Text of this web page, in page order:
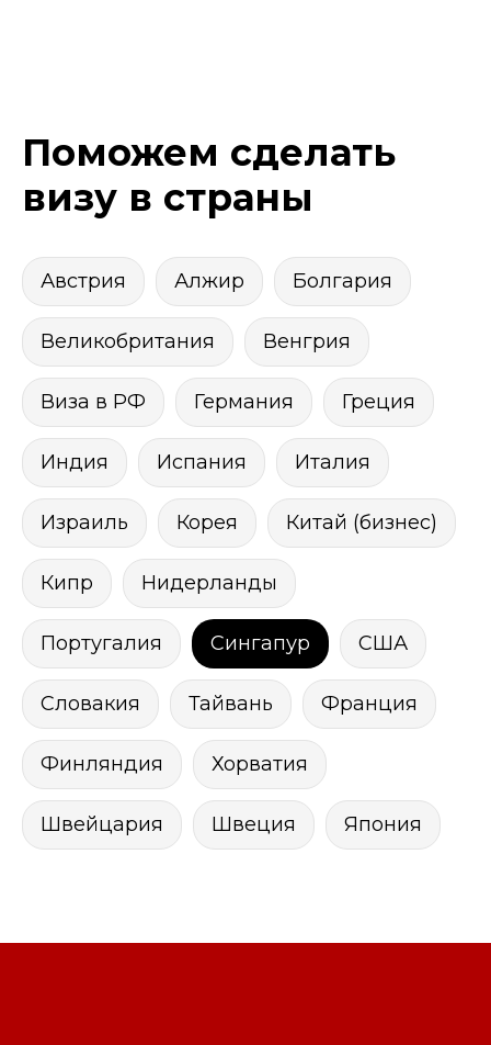
Поможем сделать
визу в страны
Австрия Алжир Болгария
Великобритания Венгрия
Виза в РФ Германия Греция
Индия Испания Италия
Израиль Корея Китай (бизнес)
Кипр Нидерланды
Португалия Сингапур США
Словакия Тайвань Франция
Финляндия Хорватия
Швейцария Швеция Япония